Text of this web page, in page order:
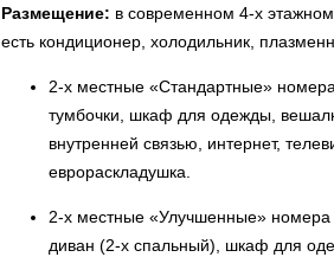
Размещение: в современном 4-х
есть кондиционер, холодильник,
2-х местные «Стандартные»
тумбочки, шкаф для одежды,
внутренней связью, интернет,
еврораскладушка.
2-х местные «Улучшенные» номера
диван (2-х спальный), шкаф для